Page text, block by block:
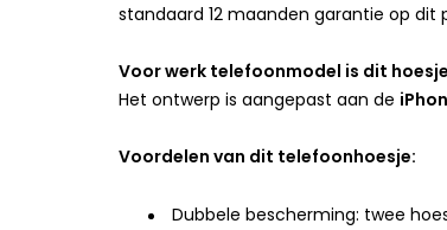
standaard 12 maanden garantie op dit
Voor werk telefoonmodel is dit
Het ontwerp is aangepast aan de
Voordelen van dit telefoonhoesje:
Dubbele bescherming: twee